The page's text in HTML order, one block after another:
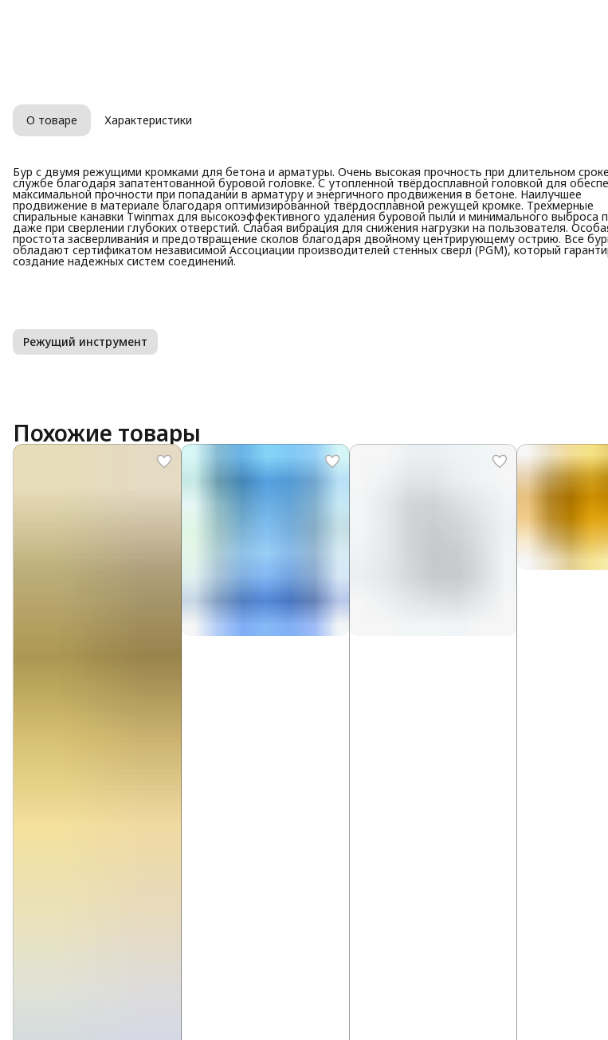
О товаре Характеристики
Бур с двумя режущими кромками для бетона и арматуры. Очень высокая прочность при длительном сроке
службе благодаря запатентованной буровой головке. С утопленной твёрдосплавной головкой для
максимальной прочности при попадании в арматуру и энергичного продвижения в бетоне. Наилучшее
продвижение в материале благодаря оптимизированной твёрдосплавной режущей кромкe. Трехмерные
спиральные канавки Twinmax для высокоэффективного удаления буровой пыли и минимального выброса
даже при сверлении глубоких отверстий. Слабая вибрация для снижения нагрузки на пользователя.
простота засверливания и предотвращение сколов благодаря двойному центрирующему острию. Все
обладают сертификатом независимой Ассоциации производителей стенных сверл (PGM), который
создание надежных систем соединений.
Режущий инструмент
Похожие товары